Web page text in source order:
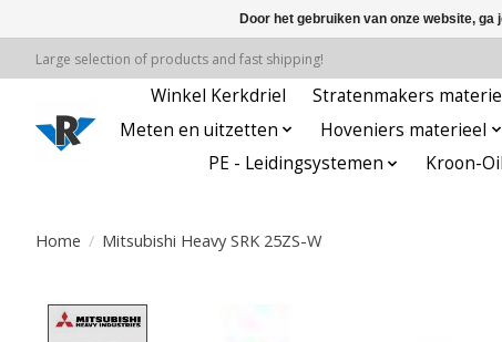
Large selection of products and fast shipping!
Winkel Kerkdriel Stratenmakers
Meten en uitzetten
Hoveniers materieel
PE - Leidingsystemen
Kroon-Oil
Home / Mitsubishi Heavy SRK 25ZS-W
Door het gebruiken van onze website,